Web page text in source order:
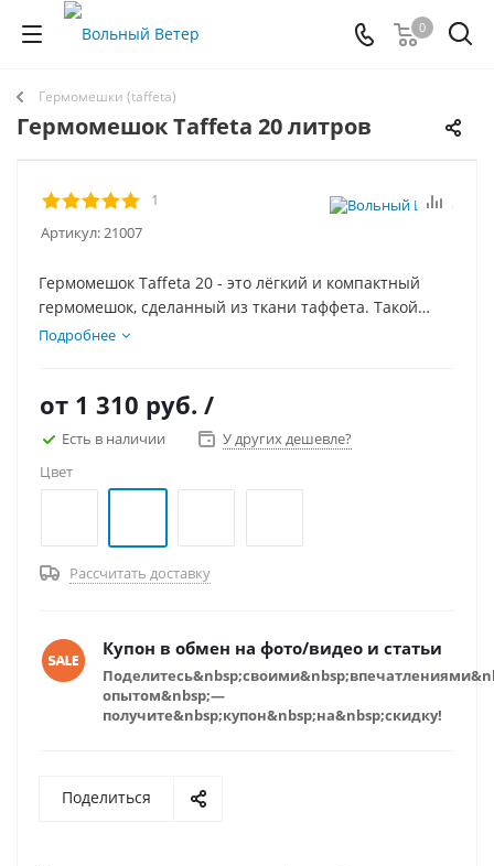
0
Гермомешки (taffeta)
Гермомешок Taffeta 20 литров
1
Артикул:21007
Гермомешок Taffeta 20 - это лёгкий и компактный
гермомешок, сделанный из ткани таффета. Такой
сверхлёгкий гермомешок особенно актуален для
Подробнее
от 1 310 руб. /
Есть в наличии
У других дешевле?
Цвет
Рассчитать доставку
Купон в обмен на фото/видео и статьи
опытом&nbsp;—
получите&nbsp;купон&nbsp;на&nbsp;скидку!
Поделиться